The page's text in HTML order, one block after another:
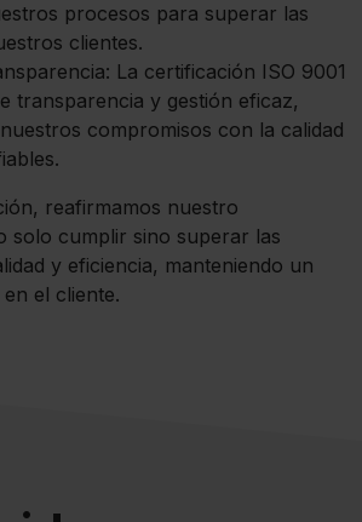
procesos para superar las
clientes.
La certificación ISO 9001
transparencia y gestión eficaz,
compromisos con la calidad
reafirmamos nuestro
solo cumplir sino superar las
y eficiencia, manteniendo un
el cliente.